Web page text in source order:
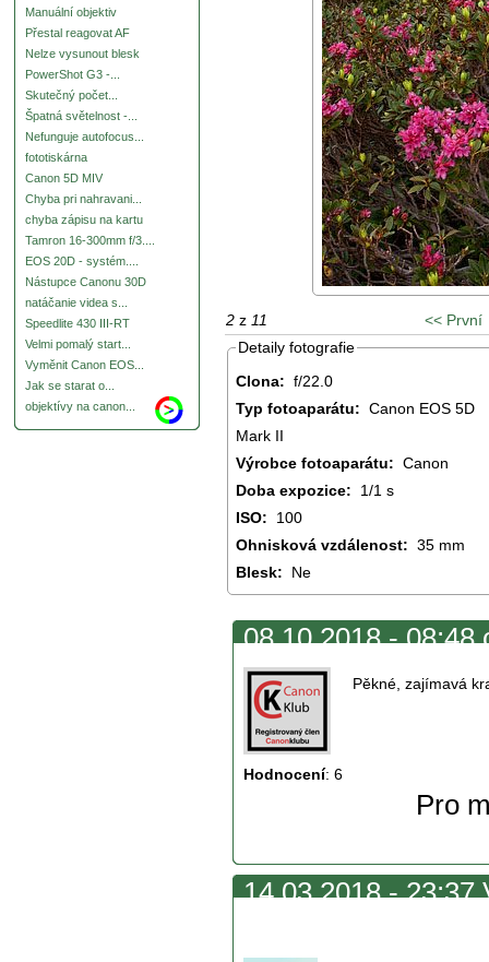
Manuální objektiv
Přestal reagovat AF
Nelze vysunout blesk
PowerShot G3 -...
Skutečný počet...
Špatná světelnost -...
Nefunguje autofocus...
fototiskárna
Canon 5D MIV
Chyba pri nahravani...
chyba zápisu na kartu
Tamron 16-300mm f/3....
EOS 20D - systém....
Nástupce Canonu 30D
natáčanie videa s...
Speedlite 430 III-RT
Velmi pomalý start...
Vyměnit Canon EOS...
Jak se starat o...
objektívy na canon...
2 z 11
<< První
Detaily fotografie
Clona: f/22.0
Typ fotoaparátu:
Mark II
Výrobce fotoaparátu: Canon
Doba expozice:
1/1 s
ISO:
100
Ohnisková vzdálenost: 35 mm
Blesk:
Ne
08.10.2018 -
Hodnocení: 6
Pěkné, zajímavá
Pro
14.03.2018 -